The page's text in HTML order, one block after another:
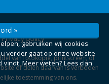
Groep
Privacy policy
van fotokopie, printscreen, of
of delen daarvan is verboden
toestemming van ons.
»
gebruiken wij cookies
verder gaat op onze website
Meer weten? Lees dan